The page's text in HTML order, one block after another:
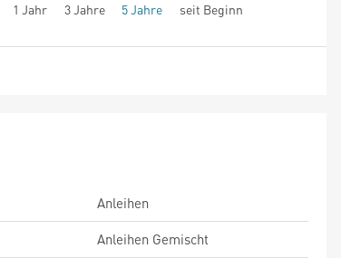
1 Jahr 3 Jahre 5 Jahre seit Beginn
Anleihen
Anleihen Gemischt